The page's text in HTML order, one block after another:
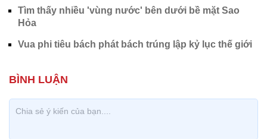
Tìm thấy nhiều 'vùng nước' bên dưới bề mặt Sao
Hỏa
Vua phi tiêu bách phát bách trúng lập kỷ lục thế giới